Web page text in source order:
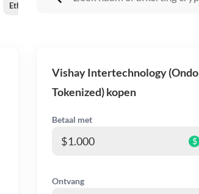
Ethereum Cardano Dogecoin
Vishay Intertechnology (Ondo
Tokenized) kopen
Betaal met
$
Ontvang